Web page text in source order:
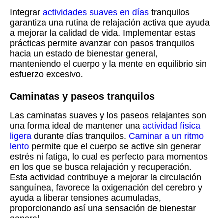
Integrar actividades suaves en días tranquilos
garantiza una rutina de relajación activa que ayuda
a mejorar la calidad de vida. Implementar estas
prácticas permite avanzar con pasos tranquilos
hacia un estado de bienestar general,
manteniendo el cuerpo y la mente en equilibrio sin
esfuerzo excesivo.
Caminatas y paseos tranquilos
Las caminatas suaves y los paseos relajantes son
una forma ideal de mantener una actividad física
ligera durante días tranquilos. Caminar a un ritmo
lento permite que el cuerpo se active sin generar
estrés ni fatiga, lo cual es perfecto para momentos
en los que se busca relajación y recuperación.
Esta actividad contribuye a mejorar la circulación
sanguínea, favorece la oxigenación del cerebro y
ayuda a liberar tensiones acumuladas,
proporcionando así una sensación de bienestar